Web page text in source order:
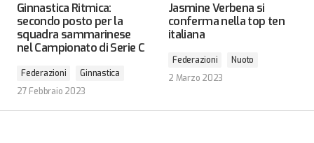
Ginnastica Ritmica:
secondo posto per la
squadra sammarinese
nel Campionato di Serie C
Federazioni
Ginnastica
27 Febbraio 2023
Jasmine Verbena si
conferma nella top ten
italiana
Federazioni
Nuoto
2 Marzo 2023